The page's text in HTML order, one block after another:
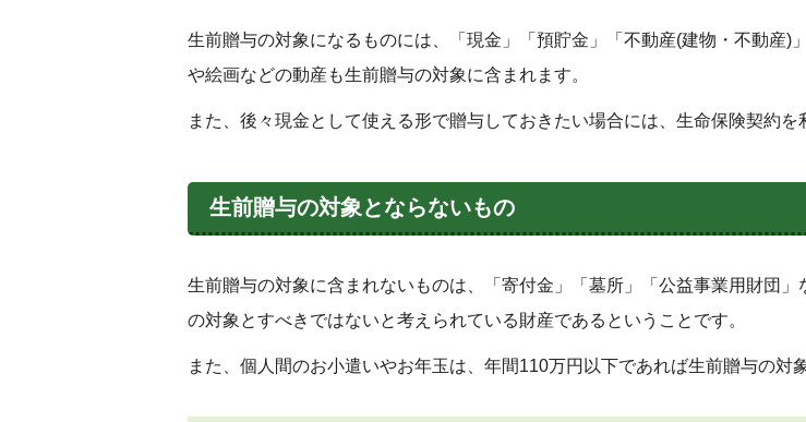
生前贈与の対象になるものには、「現金」「預貯金」「不動産(建物・不動産
や絵画などの動産も生前贈与の対象に含まれます。
また、後々現金として使える形で贈与しておきたい場合には、生命保険契約
生前贈与の対象とならないもの
生前贈与の対象に含まれないものは、「寄付金」「墓所」「公益事業用財団
の対象とすべきではないと考えられている財産であるということです。
また、個人間のお小遣いやお年玉は、年間110万円以下であれば生前贈与の対